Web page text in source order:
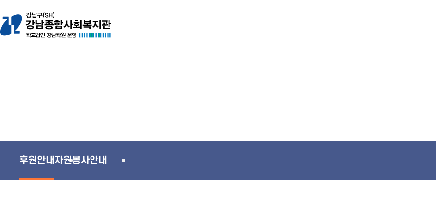
후원안내 자원봉사안내